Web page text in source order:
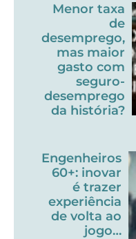
Menor taxa
de
desemprego,
mas maior
gasto com
seguro-
desemprego
da história?
Engenheiros
60+: inovar
é trazer
experiência
de volta ao
jogo…